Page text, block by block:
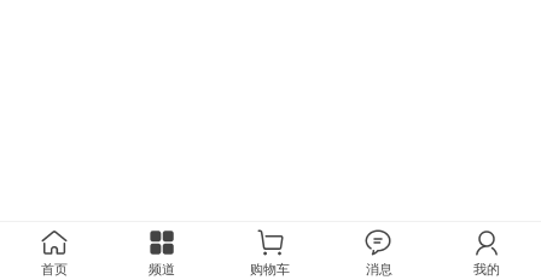
首页 频道 购物车 消息 我的